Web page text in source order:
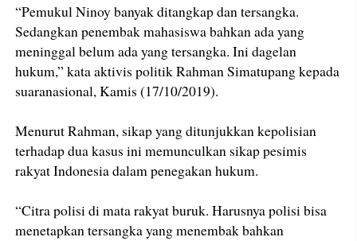
“Pemukul Ninoy banyak ditangkap dan tersangka.
Sedangkan penembak mahasiswa bahkan ada yang
meninggal belum ada yang tersangka. Ini dagelan
hukum,” kata aktivis politik Rahman Simatupang kepada
suaranasional, Kamis (17/10/2019).
Menurut Rahman, sikap yang ditunjukkan kepolisian
terhadap dua kasus ini memunculkan sikap pesimis
rakyat Indonesia dalam penegakan hukum.
“Citra polisi di mata rakyat buruk. Harusnya polisi bisa
menetapkan tersangka yang menembak bahkan